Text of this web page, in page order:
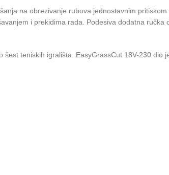
na obrezivanje rubova jednostavnim
i prekidima rada. Podesiva dodatna
teniskih igrališta. EasyGrassCut 18V-230 dio